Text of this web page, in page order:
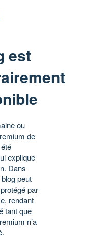
est
ou
de
explique
Dans
peut
par
rendant
tant que
n’a